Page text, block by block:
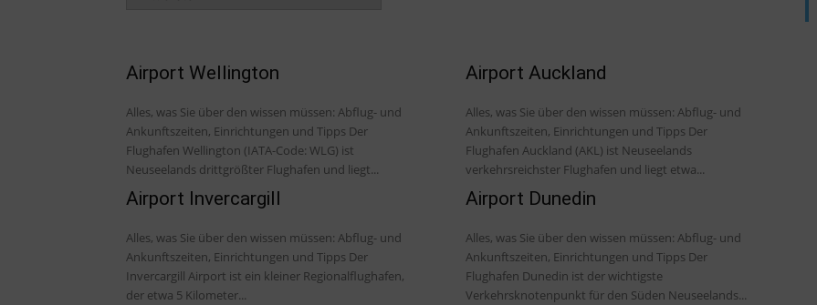
Airport Wellington
Alles, was Sie über den wissen müssen: Abflug- und
Ankunftszeiten, Einrichtungen und Tipps Der
Flughafen Wellington (IATA-Code: WLG) ist
Neuseelands drittgrößter Flughafen und liegt...
Airport Auckland
Alles, was Sie über den wissen müssen: Abflug- und
Ankunftszeiten, Einrichtungen und Tipps Der
Flughafen Auckland (AKL) ist Neuseelands
verkehrsreichster Flughafen und liegt etwa...
Airport Invercargill
Alles, was Sie über den wissen müssen: Abflug- und
Ankunftszeiten, Einrichtungen und Tipps Der
Invercargill Airport ist ein kleiner Regionalflughafen,
der etwa 5 Kilometer...
Airport Dunedin
Alles, was Sie über den wissen müssen: Abflug- und
Ankunftszeiten, Einrichtungen und Tipps Der
Flughafen Dunedin ist der wichtigste
Verkehrsknotenpunkt für den Süden Neuseelands...